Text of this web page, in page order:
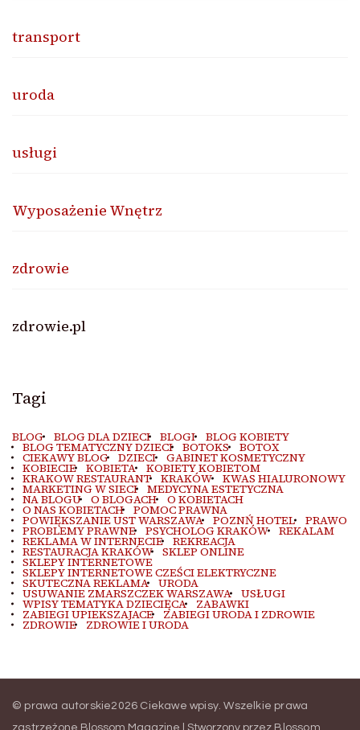
transport
uroda
usługi
Wyposażenie Wnętrz
zdrowie
zdrowie.pl
Tagi
BLOG BLOG DLA DZIECI BLOGI BLOG KOBIETY
BLOG TEMATYCZNY DZIECI BOTOKS BOTOX
CIEKAWY BLOG DZIECI GABINET KOSMETYCZNY
KOBIECIE KOBIETA KOBIETY KOBIETOM
KRAKOW RESTAURANT KRAKÓW KWAS HIALURONOWY
MARKETING W SIECI MEDYCYNA ESTETYCZNA
NA BLOGU O BLOGACH O KOBIETACH
O NAS KOBIETACH POMOC PRAWNA
POWIĘKSZANIE UST WARSZAWA POZNŃ HOTEL PRAWO
PROBLEMY PRAWNE PSYCHOLOG KRAKÓW REKALAM
REKLAMA W INTERNECIE REKREACJA
RESTAURACJA KRAKÓW SKLEP ONLINE
SKLEPY INTERNETOWE
SKLEPY INTERNETOWE CZEŚCI ELEKTRYCZNE
SKUTECZNA REKLAMA URODA
USUWANIE ZMARSZCZEK WARSZAWA USŁUGI
WPISY TEMATYKA DZIECIĘCA ZABAWKI
ZABIEGI UPIEKSZAJACE ZABIEGI URODA I ZDROWIE
ZDROWIE ZDROWIE I URODA
© prawa autorskie2026 Ciekawe wpisy. Wszelkie prawa
zastrzeżone. Blossom Magazine | Stworzony przez Blossom